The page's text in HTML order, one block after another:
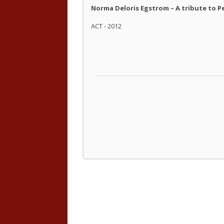
Norma Deloris Egstrom – A tribute to
ACT - 2012